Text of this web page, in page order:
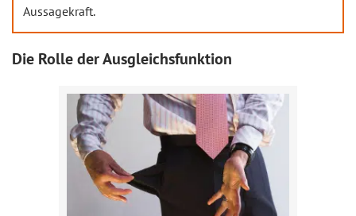
Aussagekraft.
Die Rolle der Ausgleichsfunktion